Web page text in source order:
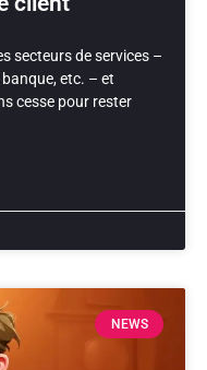
secteurs de services –
etc. – et
cesse pour rester
NEWS